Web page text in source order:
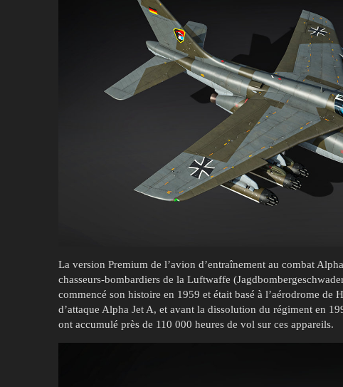
La version Premium de l’avion d’entraînement au combat
chasseurs-bombardiers de la Luftwaffe
commencé son histoire en 1959 et était basé à l’aérodrome de
d’attaque Alpha Jet A, et avant la dissolution du régiment en
ont accumulé près de 110 000 heures de vol sur ces appareils.